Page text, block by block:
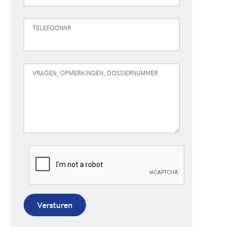
TELEFOONNR
VRAGEN, OPMERKINGEN, DOSSIERNUMMER
Versturen